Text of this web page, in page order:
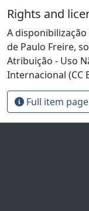
Rights and
A
de Paulo Freire,
Atribuição - Uso
Internacional (CC
Full item page